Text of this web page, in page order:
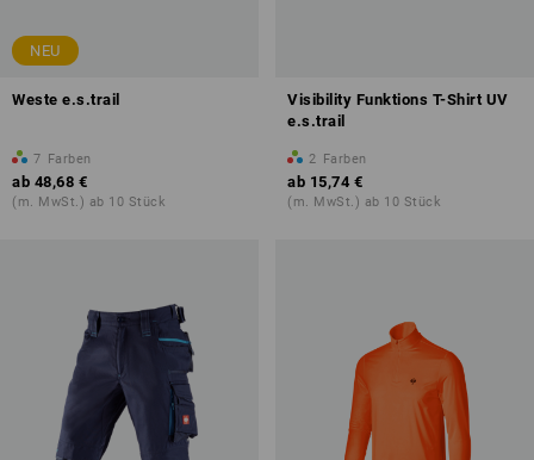
NEU
Weste e.s.trail
7 Farben
ab 48,68 €
(m. MwSt.) ab 10 Stück
Visibility Funktions T-Shirt UV
e.s.trail
2 Farben
ab 15,74 €
(m. MwSt.) ab 10 Stück